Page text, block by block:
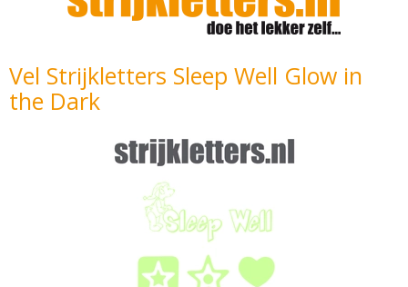
Vel Strijkletters Sleep Well Glow in
the Dark